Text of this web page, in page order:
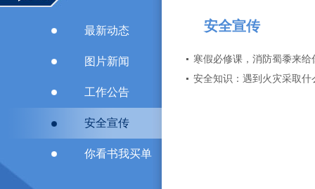
安全宣传
寒假必修课，消防蜀黍来
安全知识：遇到火灾采取什
最新动态
图片新闻
工作公告
安全宣传
你看书我买单